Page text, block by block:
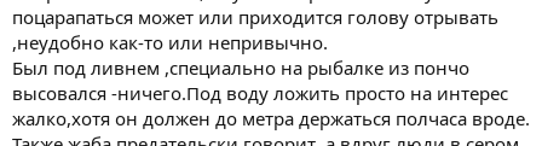
поцарапаться может или приходится голову отрывать
,неудобно как-то или непривычно.
Был под ливнем ,специально на рыбалке из пончо
высовался -ничего.Под воду ложить просто на интерес
жалко,хотя он должен до метра держаться полчаса вроде.